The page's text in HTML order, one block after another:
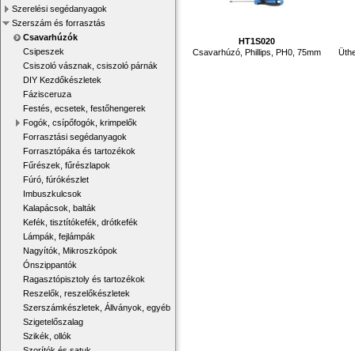
Szerelési segédanyagok
Szerszám és forrasztás
Csavarhúzók
Csipeszek
Csiszoló vásznak, csiszoló párnák
DIY Kezdőkészletek
Fázisceruza
Festés, ecsetek, festőhengerek
Fogók, csípőfogók, krimpelők
Forrasztási segédanyagok
Forrasztópáka és tartozékok
Fűrészek, fűrészlapok
Fúró, fúrókészlet
Imbuszkulcsok
Kalapácsok, balták
Kefék, tisztítókefék, drótkefék
Lámpák, fejlámpák
Nagyítók, Mikroszkópok
Ónszippantók
Ragasztópisztoly és tartozékok
Reszelők, reszelőkészletek
Szerszámkészletek, Állványok, egyéb
Szigetelőszalag
Szikék, ollók
HT1S020
Csavarhúzó, Phillips, PH0, 75mm